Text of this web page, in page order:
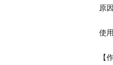
原
使
【